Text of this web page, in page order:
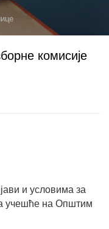
комисије
и условима за
учешће на Општим